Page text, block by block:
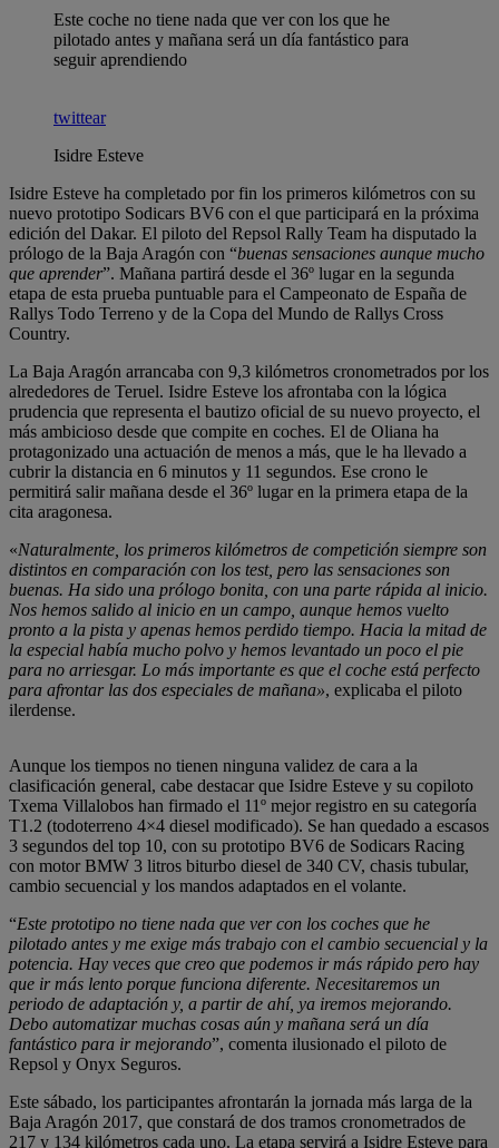
Este coche no tiene nada que ver con los que he
pilotado antes y mañana será un día fantástico para
seguir aprendiendo
twittear
Isidre Esteve
Isidre Esteve ha completado por fin los primeros kilómetros con su
nuevo prototipo Sodicars BV6 con el que participará en la próxima
edición del Dakar. El piloto del Repsol Rally Team ha disputado la
prólogo de la Baja Aragón con “buenas sensaciones aunque mucho
que aprender”. Mañana partirá desde el 36º lugar en la segunda
etapa de esta prueba puntuable para el Campeonato de España de
Rallys Todo Terreno y de la Copa del Mundo de Rallys Cross
Country.
La Baja Aragón arrancaba con 9,3 kilómetros cronometrados por los
alrededores de Teruel. Isidre Esteve los afrontaba con la lógica
prudencia que representa el bautizo oficial de su nuevo proyecto, el
más ambicioso desde que compite en coches. El de Oliana ha
protagonizado una actuación de menos a más, que le ha llevado a
cubrir la distancia en 6 minutos y 11 segundos. Ese crono le
permitirá salir mañana desde el 36º lugar en la primera etapa de la
cita aragonesa.
«Naturalmente, los primeros kilómetros de competición siempre son
distintos en comparación con los test, pero las sensaciones son
buenas. Ha sido una prólogo bonita, con una parte rápida al inicio.
Nos hemos salido al inicio en un campo, aunque hemos vuelto
pronto a la pista y apenas hemos perdido tiempo. Hacia la mitad de
la especial había mucho polvo y hemos levantado un poco el pie
para no arriesgar. Lo más importante es que el coche está perfecto
para afrontar las dos especiales de mañana», explicaba el piloto
ilerdense.
Aunque los tiempos no tienen ninguna validez de cara a la
clasificación general, cabe destacar que Isidre Esteve y su copiloto
Txema Villalobos han firmado el 11º mejor registro en su categoría
T1.2 (todoterreno 4×4 diesel modificado). Se han quedado a escasos
3 segundos del top 10, con su prototipo BV6 de Sodicars Racing
con motor BMW 3 litros biturbo diesel de 340 CV, chasis tubular,
cambio secuencial y los mandos adaptados en el volante.
“Este prototipo no tiene nada que ver con los coches que he
pilotado antes y me exige más trabajo con el cambio secuencial y la
potencia. Hay veces que creo que podemos ir más rápido pero hay
que ir más lento porque funciona diferente. Necesitaremos un
periodo de adaptación y, a partir de ahí, ya iremos mejorando.
Debo automatizar muchas cosas aún y mañana será un día
fantástico para ir mejorando”, comenta ilusionado el piloto de
Repsol y Onyx Seguros.
Este sábado, los participantes afrontarán la jornada más larga de la
Baja Aragón 2017, que constará de dos tramos cronometrados de
217 y 134 kilómetros cada uno. La etapa servirá a Isidre Esteve para